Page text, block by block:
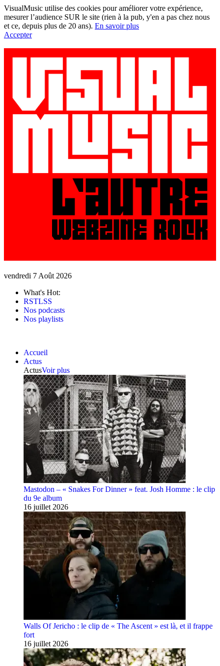
VisualMusic utilise des cookies pour améliorer votre expérience,
mesurer l’audience SUR le site (rien à la pub, y'en a pas chez nous
et ce, depuis plus de 20 ans). En savoir plus
Accepter
vendredi 7 Août 2026
What's Hot:
RSTLSS
Nos podcasts
Nos playlists
Accueil
Actus
ActusVoir plus
Mastodon – « Snakes For Dinner » feat. Josh Homme : le clip
du 9e album
16 juillet 2026
Walls Of Jericho : le clip de « The Ascent » est là, et il frappe
fort
16 juillet 2026